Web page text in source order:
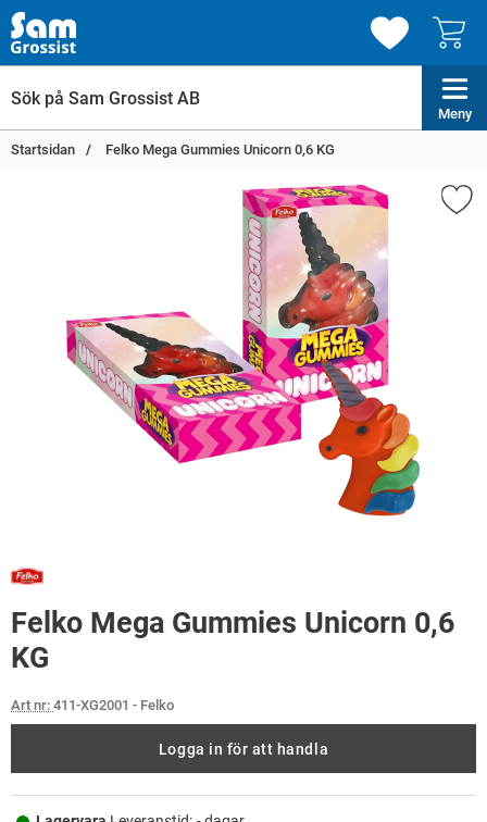
Meny
Startsidan Felko Mega Gummies Unicorn 0,6 KG
Felko Mega Gummies Unicorn 0,6
KG
Art nr: 411-XG2001 - Felko
Logga in för att handla